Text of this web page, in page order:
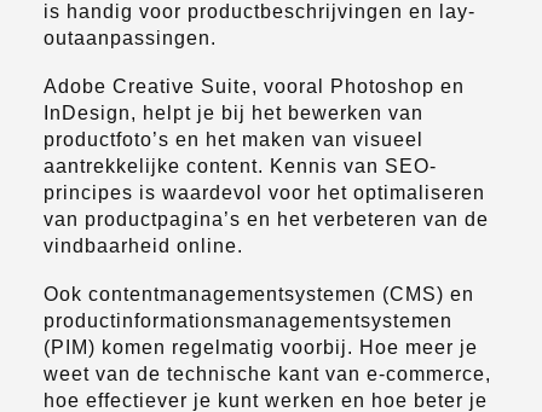
is handig voor productbeschrijvingen en lay-
outaanpassingen.
Adobe Creative Suite, vooral Photoshop en
InDesign, helpt je bij het bewerken van
productfoto’s en het maken van visueel
aantrekkelijke content. Kennis van SEO-
principes is waardevol voor het optimaliseren
van productpagina’s en het verbeteren van de
vindbaarheid online.
Ook contentmanagementsystemen (CMS) en
productinformationsmanagementsystemen
(PIM) komen regelmatig voorbij. Hoe meer je
weet van de technische kant van e-commerce,
hoe effectiever je kunt werken en hoe beter je